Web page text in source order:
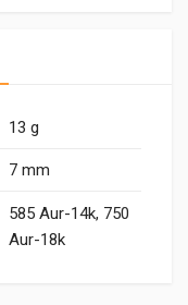
13 g
7 mm
585 Aur-14k, 750
Aur-18k